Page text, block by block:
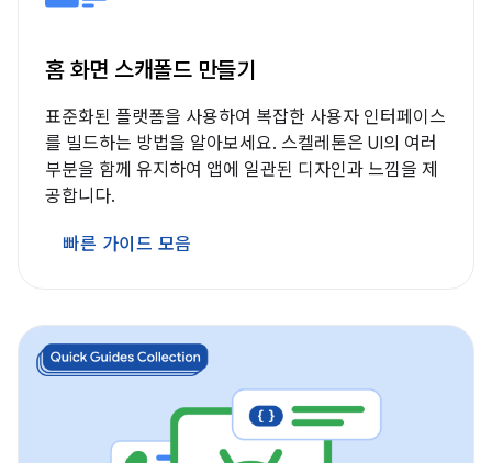
홈 화면 스캐폴드 만들기
표준화된 플랫폼을 사용하여 복잡한 사용자 인터페이스
를 빌드하는 방법을 알아보세요. 스켈레톤은 UI의 여러
부분을 함께 유지하여 앱에 일관된 디자인과 느낌을 제
공합니다.
빠른 가이드 모음